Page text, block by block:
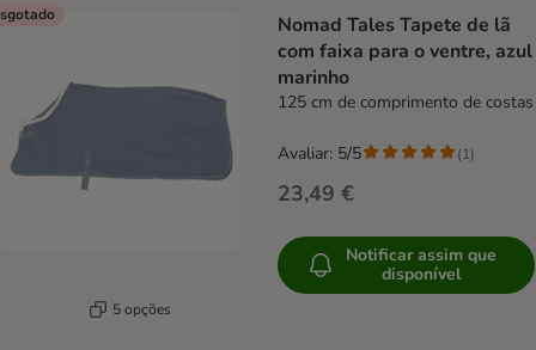
5 opções
Nomad Tales Tapete de lã
com faixa para o ventre, azul
marinho
125 cm de comprimento de costas
23,49 €
Avaliar: 5/5 (1)
Notificar assim que
disponível